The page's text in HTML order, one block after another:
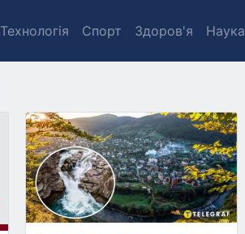
Технологія Спорт Здоров'я Наука